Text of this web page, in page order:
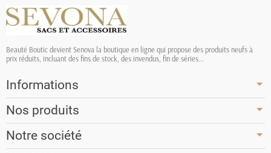
Beauté Boutic devient Senova la boutique en ligne qui propose des produits neufs à
prix réduits, incluant des fins de stock, des invendus, fin de séries...
Informations
Nos produits
Notre société